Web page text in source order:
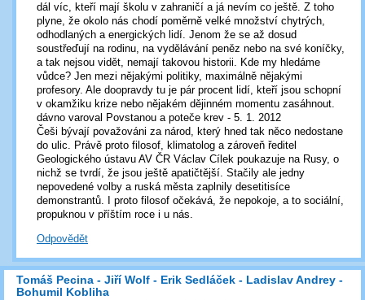
dál víc, kteří mají školu v zahraničí a já nevím co ještě. Z toho
plyne, že okolo nás chodí poměrně velké množství chytrých,
odhodlaných a energických lidí. Jenom že se až dosud
soustřeďují na rodinu, na vydělávání peněz nebo na své koníčky,
a tak nejsou vidět, nemají takovou historii. Kde my hledáme
vůdce? Jen mezi nějakými politiky, maximálně nějakými
profesory. Ale doopravdy tu je pár procent lidí, kteří jsou schopní
v okamžiku krize nebo nějakém dějinném momentu zasáhnout.
dávno varoval Povstanou a poteče krev - 5. 1. 2012
Češi bývají považováni za národ, který hned tak něco nedostane
do ulic. Právě proto filosof, klimatolog a zároveň ředitel
Geologického ústavu AV ČR Václav Cílek poukazuje na Rusy, o
nichž se tvrdí, že jsou ještě apatičtější. Stačily ale jedny
nepovedené volby a ruská města zaplnily desetitisíce
demonstrantů. I proto filosof očekává, že nepokoje, a to sociální,
propuknou v příštím roce i u nás.
Odpovědět
Tomáš Pecina - Jiří Wolf - Erik Sedláček - Ladislav Andrey -
Bohumil Kobliha